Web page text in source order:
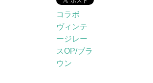
コラボ
ヴィンテ
ージレー
スOP/ブラ
ウン